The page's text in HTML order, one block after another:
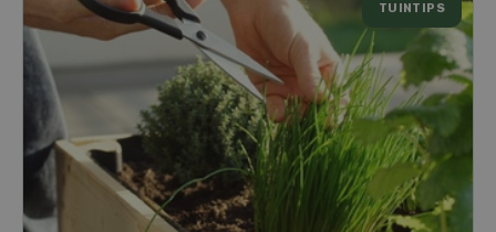
TUINTIPS